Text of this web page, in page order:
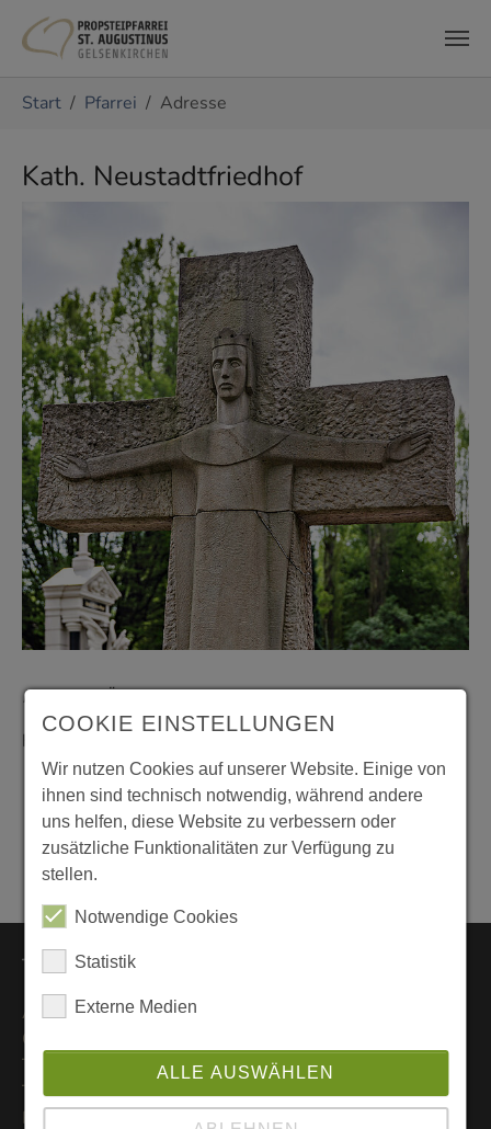
Start Pfarrei Adresse
Kath. Neustadtfriedhof
Neustadt/Ückendorf
Hohenfriedberger Str. 1
Zustimmung zum "OpenStreetMap" Cookie um
diesen Inhalt anzuzeigen
Datenschutz|Impressum
Themen
Aktuelles
Gottesdienste
Trauung
Taufpate werden
Pastorale Orte
COOKIE EINSTELLUNGEN
Wir nutzen Cookies auf unserer Website. Einige von
ihnen sind technisch notwendig, während andere
uns helfen, diese Website zu verbessern oder
zusätzliche Funktionalitäten zur Verfügung zu
stellen.
Notwendige Cookies
Statistik
Externe Medien
ALLE AUSWÄHLEN